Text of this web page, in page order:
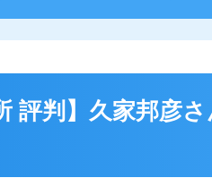
評判】久家邦彦